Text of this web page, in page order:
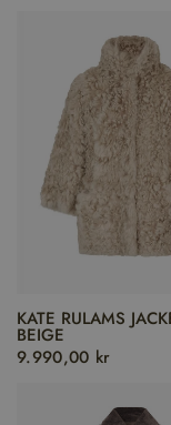
KATE RULAMS
BEIGE
9.990,00 kr